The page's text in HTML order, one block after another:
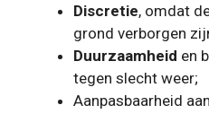
Discretie, omdat
grond verborgen
Duurzaamheid en
tegen slecht weer;
Aanpasbaarheid